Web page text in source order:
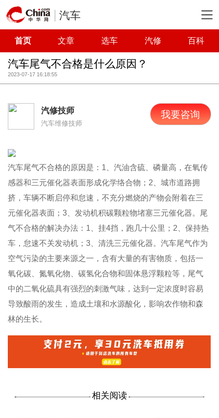
汽车
首页 文章 选车 汽修 百科
汽车尾气不合格是什么原因？
2023-07-17 16:18:55
汽修技师
汽车维修技师
我要咨询
汽车尾气不合格的原因是：1、汽油含硫、磷量高，在氧传
感器和三元催化器表面形成化学络合物；2、城市道路拥
挤，车辆不断启停和怠速，不充分燃烧的产物会附着在三
元催化器表面；3、发动机积碳颗粒物堵塞三元催化器。尾
气不合格的解决办法：1、挂4挡，跑几十公里；2、保持热
车，怠速不关发动机；3、清洗三元催化器。汽车尾气作为
空气污染的主要来源之一，含有大量的有害物质，包括一
氧化碳、氮氧化物、碳氢化合物和固体悬浮颗粒等，尾气
中的二氧化硫具有强烈的刺激气味，达到一定浓度时容易
导致酸雨的发生，造成土壤和水源酸化，影响农作物和森
林的生长。
相关阅读